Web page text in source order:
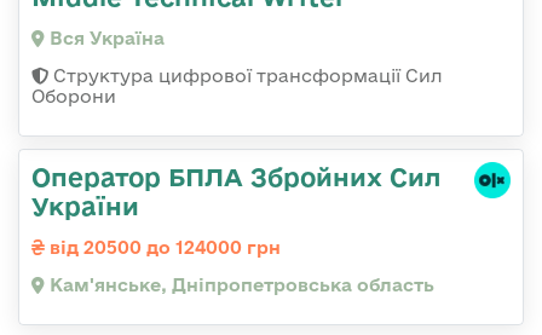
Вся Україна
Структура цифрової трансформації Сил
Оборони
Оператор БПЛА Збройних Сил
України
від 20500 до 124000 грн
Кам'янське, Дніпропетровська область